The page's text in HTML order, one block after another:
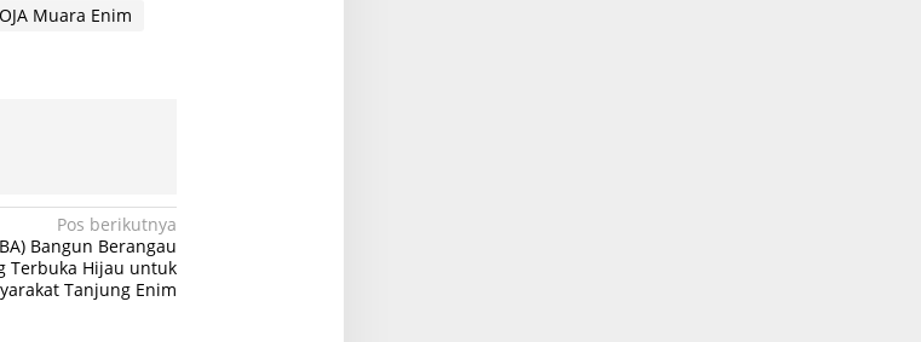
Muara Enim
Pos berikutnya
Bangun Berangau
Terbuka Hijau untuk
Tanjung Enim